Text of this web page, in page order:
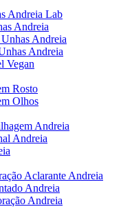
Andreia Lab
Andreia
Andreia
Andreia
Vegan
Rosto
Olhos
Andreia
Andreia
Aclarante Andreia
Andreia
Andreia